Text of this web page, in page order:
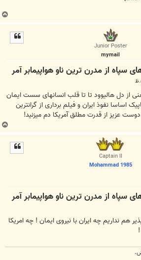
ب
ا
Junior Poster
mymail
از دل هالیوود تا تا قلب انسانهای سست ایمان
اساسا نفوذ ایران و فیلم برداری از گرانترین
عزیز از قدرت مطلق آمریکا دم میزنید!
ب
ا
Captain II
Mohammad 1985
هم نداریم چه ایران با نیروی ایمان ! چه امریکا